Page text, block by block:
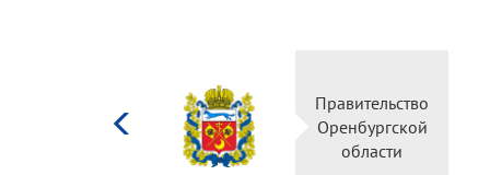
Министерство
культуры
Российской
федерации